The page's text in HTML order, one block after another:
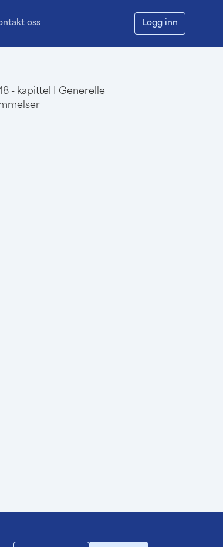
oss Logg inn
- kapittel I Generelle